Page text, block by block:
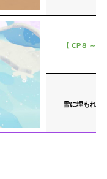
【 CP８ ～
雪に埋もれた